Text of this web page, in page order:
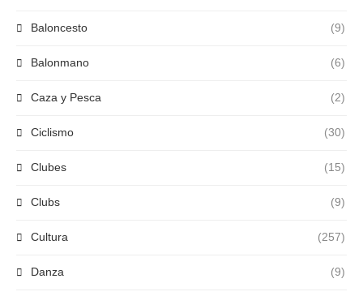
Baloncesto (9)
Balonmano (6)
Caza y Pesca (2)
Ciclismo (30)
Clubes (15)
Clubs (9)
Cultura (257)
Danza (9)